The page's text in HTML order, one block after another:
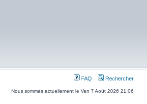
FAQ Rechercher
Nous sommes actuellement le Ven 7 Août 2026 21:06